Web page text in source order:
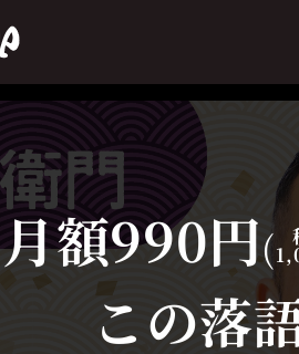
芸人からさがす
演目 からさがす
上演時間から
月額990円(
この落